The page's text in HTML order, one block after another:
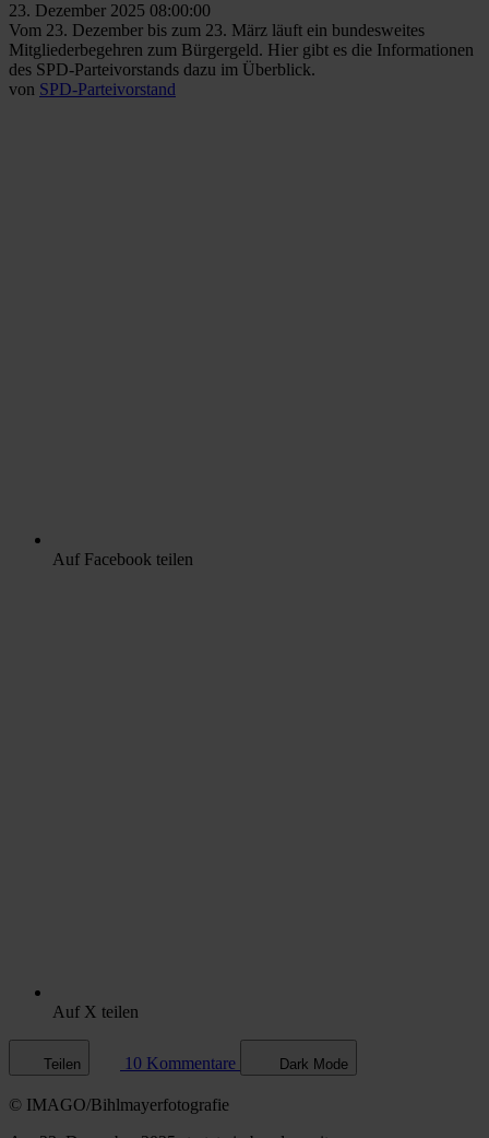
23. Dezember 2025 08:00:00
Vom 23. Dezember bis zum 23. März läuft ein bundesweites
Mitgliederbegehren zum Bürgergeld. Hier gibt es die Informationen
des SPD-Parteivorstands dazu im Überblick.
von SPD-Parteivorstand
Auf Facebook teilen
Auf X teilen
Teilen 10 Kommentare Dark Mode
© IMAGO/Bihlmayerfotografie